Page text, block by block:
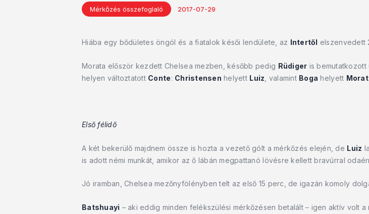
Mérkőzés összefoglaló 2017-07-29
Hiába egy bődületes öngól és a fiatalok késői lendülete, az Intertől elszenvedett
Morata először kezdett Chelsea mezben, később pedig Rüdiger is bemutatkozott
helyen változtatott Conte: Christensen helyett Luiz , valamint Boga helyett
Első félidő
A két bekerülő majdnem össze is hozta a vezető gólt a mérkőzés elején, de Luiz
is adott némi munkát, amikor az ő lábán megpattanó lövésre kellett bravúrral
Jó iramban, Chelsea mezőnyfölényben telt az első 15 perc, de igazán komoly
Batshuayi – aki eddig minden felékszülési mérkőzésen betalált – igen aktív volt